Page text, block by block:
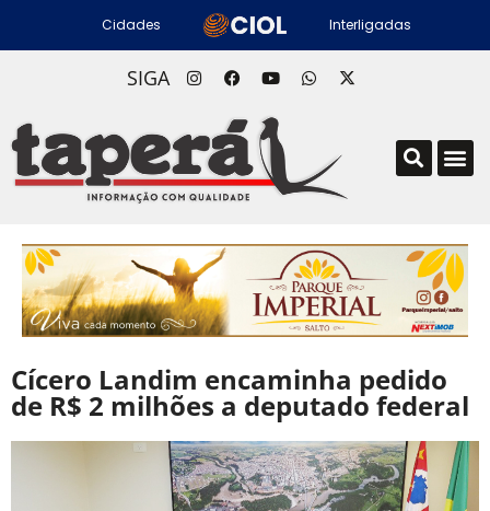
Cidades Interligadas
SIGA
Cícero Landim encaminha pedido
de R$ 2 milhões a deputado federal